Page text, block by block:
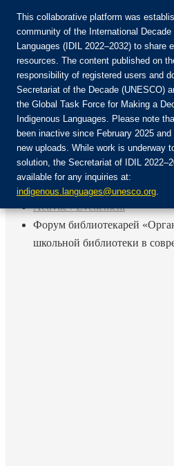
Rejoignez la communauté :
Login
FR
EN
ES
RU
Accueil
Activité / Événement
Форум библиотекарей
школьной библиотеки в
This collaborative platform was
community of the International Decade
Languages (IDIL 2022–2032) to share
resources. The content published on
responsibility of registered users and
Secretariat of the Decade (UNESCO)
the Global Task Force for Making a
Indigenous Languages. Please note
been inactive since February 2025
new uploads. While work is underway
solution, the Secretariat of IDIL
available for any inquiries at:
indigenous.languages@unesco.org.